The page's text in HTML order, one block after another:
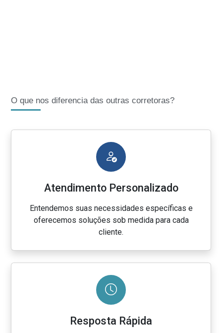
O que nos diferencia das outras corretoras?
Atendimento Personalizado
Entendemos suas necessidades específicas e
oferecemos soluções sob medida para cada
cliente.
Resposta Rápida